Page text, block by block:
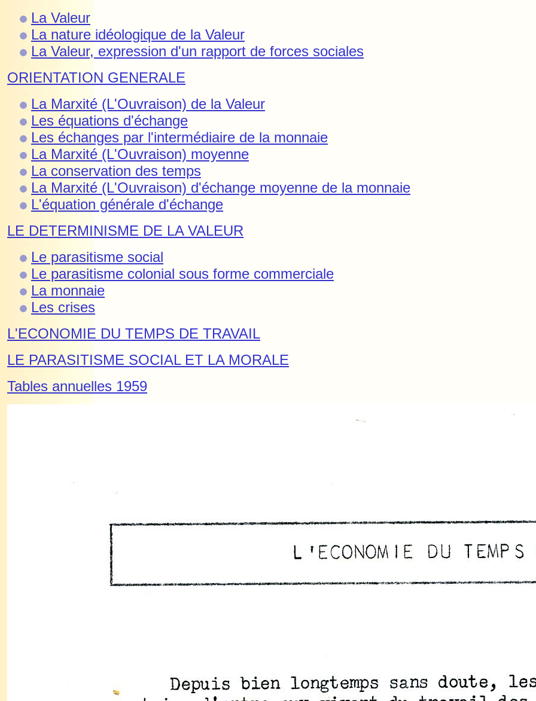
La Valeur
La nature idéologique de la Valeur
La Valeur, expression d'un rapport de forces sociales
ORIENTATION GENERALE
La Marxité (L'Ouvraison) de la Valeur
Les équations d'échange
Les échanges par l'intermédiaire de la monnaie
La Marxité (L'Ouvraison) moyenne
La conservation des temps
La Marxité (L'Ouvraison) d'échange moyenne de la monnaie
L'équation générale d'échange
LE DETERMINISME DE LA VALEUR
Le parasitisme social
Le parasitisme colonial sous forme commerciale
La monnaie
Les crises
L'ECONOMIE DU TEMPS DE TRAVAIL
LE PARASITISME SOCIAL ET LA MORALE
Tables annuelles 1959